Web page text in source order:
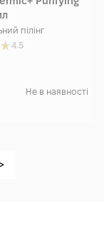
пілінг
4.5
Не в наявності
>